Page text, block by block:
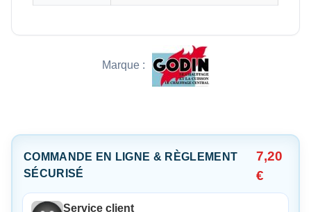
Marque :
COMMANDE EN LIGNE & RÈGLEMENT
SÉCURISÉ
7,20
€
Service client